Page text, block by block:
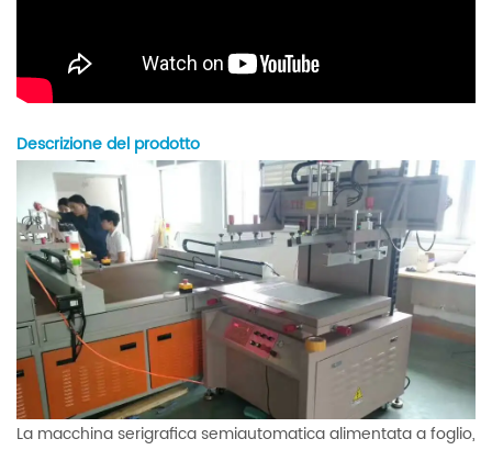
Descrizione del prodotto
La macchina serigrafica semiautomatica alimentata a foglio,